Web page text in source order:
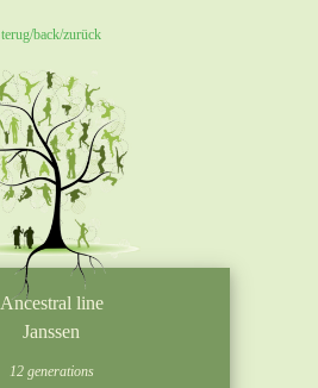
terug/back/zurück
Ancestral line
Janssen
12 generations